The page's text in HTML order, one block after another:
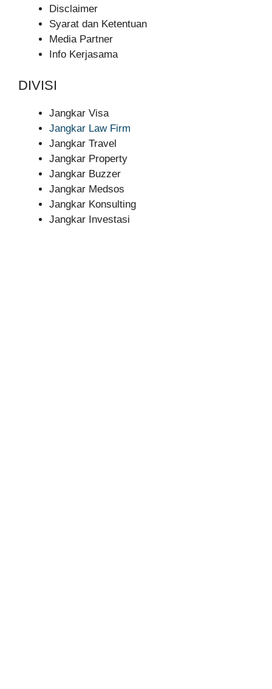
Disclaimer
Syarat dan Ketentuan
Media Partner
Info Kerjasama
DIVISI
Jangkar Visa
Jangkar Law Firm
Jangkar Travel
Jangkar Property
Jangkar Buzzer
Jangkar Medsos
Jangkar Konsulting
Jangkar Investasi